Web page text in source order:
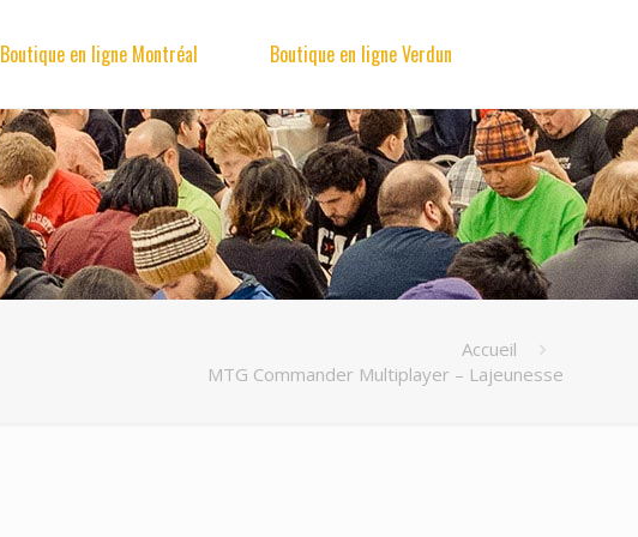
Boutique en ligne Montréal Boutique en ligne Verdun
Accueil
MTG Commander Multiplayer – Lajeunesse